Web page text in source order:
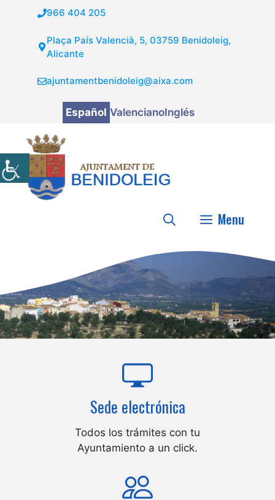
contenido
966 404 205
Plaça País Valencià, 5, 03759 Benidoleig,
Alicante
ajuntamentbenidoleig@aixa.com
Español ValencianoInglés
Menu
Sede electrónica
Todos los trámites con tu
Ayuntamiento a un click.